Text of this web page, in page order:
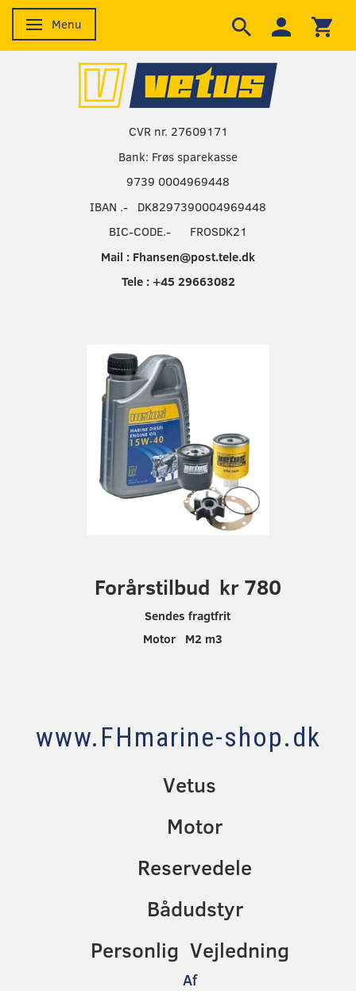
Skifte navigation
Menu
CVR nr. 27609171
Bank: Frøs sparekasse
9739 0004969448
IBAN .- DK8297390004969448
BIC-CODE.- FROSDK21
Mail : Fhansen@post.tele.dk
Tele : +45 29663082
Forårstilbud kr 780
Sendes fragtfrit
Motor M2 m3
www.FHmarine-shop.dk
Vetus
Motor
Reservedele
Bådudstyr
Personlig Vejledning
Af